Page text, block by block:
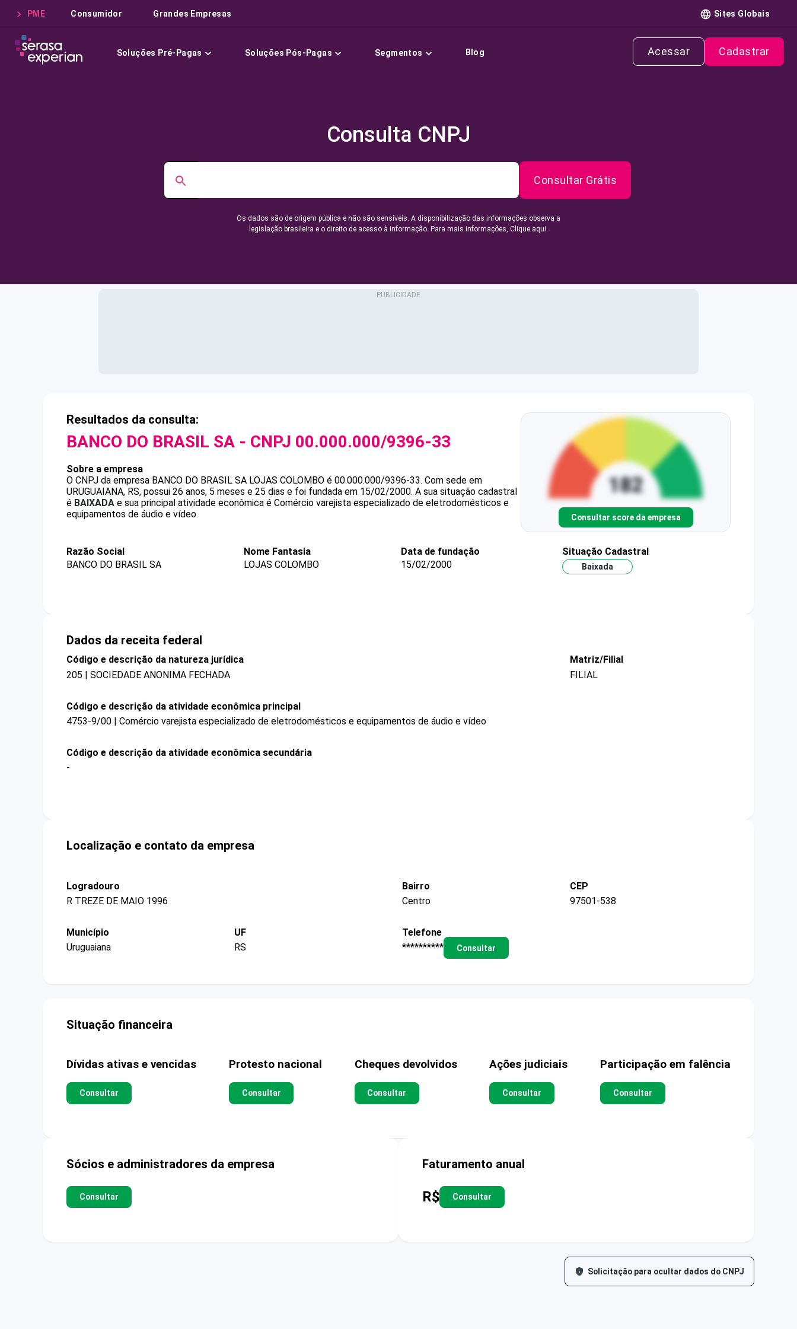
PME Consumidor Grandes Empresas Sites Globais
Soluções Pré-Pagas Soluções Pós-Pagas Segmentos Blog Acessar Cadastrar
Consulta CNPJ
Consultar Grátis
Os dados são de origem pública e não são sensíveis. A disponibilização das informações observa a
legislação brasileira e o direito de acesso à informação. Para mais informações, Clique aqui.
Resultados da consulta:
BANCO DO BRASIL SA - CNPJ 00.000.000/9396-33
Sobre a empresa
O CNPJ da empresa BANCO DO BRASIL SA LOJAS COLOMBO é 00.000.000/9396-33. Com sede em
URUGUAIANA, RS, possui 26 anos, 5 meses e 25 dias e foi fundada em 15/02/2000. A sua situação cadastral
é BAIXADA e sua principal atividade econômica é Comércio varejista especializado de eletrodomésticos e
equipamentos de áudio e vídeo.
Consultar score da empresa
Razão Social
BANCO DO BRASIL SA
Nome Fantasia
LOJAS COLOMBO
Data de fundação
15/02/2000
Situação Cadastral
Baixada
Dados da receita federal
Código e descrição da natureza jurídica
205 | SOCIEDADE ANONIMA FECHADA
Matriz/Filial
FILIAL
Código e descrição da atividade econômica principal
4753-9/00 | Comércio varejista especializado de eletrodomésticos e equipamentos de áudio e vídeo
Código e descrição da atividade econômica secundária
-
Localização e contato da empresa
Logradouro
R TREZE DE MAIO 1996
Bairro
Centro
CEP
97501-538
Município
Uruguaiana
UF
RS
Telefone
**********
Consultar
Situação financeira
Dívidas ativas e vencidas
Consultar
Protesto nacional
Consultar
Cheques devolvidos
Consultar
Ações judiciais
Consultar
Participação em falência
Consultar
Sócios e administradores da empresa
Consultar
Faturamento anual
R$ Consultar
Solicitação para ocultar dados do CNPJ